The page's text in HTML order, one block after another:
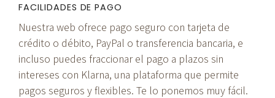
FACILIDADES DE PAGO
Nuestra web ofrece pago seguro con tarjeta de
crédito o débito, PayPal o transferencia bancaria, e
incluso puedes fraccionar el pago a plazos sin
intereses con Klarna, una plataforma que permite
pagos seguros y flexibles. Te lo ponemos muy fácil.